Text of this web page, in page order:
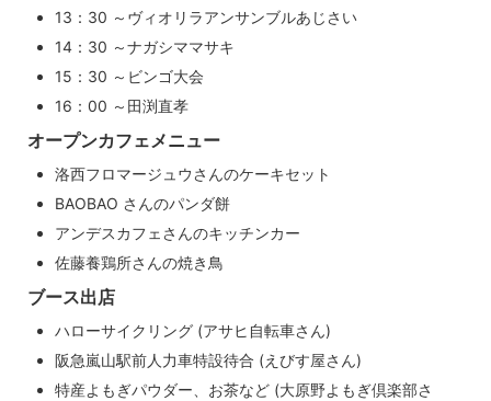
13：30 ～ヴィオリラアンサンブルあじさい
14：30 ～ナガシママサキ
15：30 ～ビンゴ大会
16：00 ～田渕直孝
オープンカフェメニュー
洛西フロマージュウさんのケーキセット
BAOBAO さんのパンダ餅
アンデスカフェさんのキッチンカー
佐藤養鶏所さんの焼き鳥
ブース出店
ハローサイクリング (アサヒ自転車さん)
阪急嵐山駅前人力車特設待合 (えびす屋さん)
特産よもぎパウダー、お茶など (大原野よもぎ倶楽部さ